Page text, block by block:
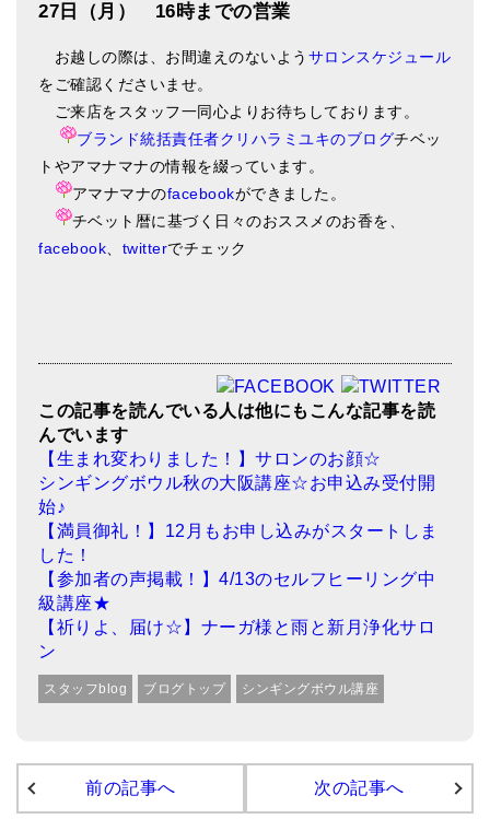
27日（月） 16時までの営業
お越しの際は、お間違えのないよう サロンスケジュール
をご確認くださいませ。
ご来店をスタッフ一同心よりお待ちしております。
ブランド統括責任者クリハラミユキのブログチベッ
トやアマナマナの情報を綴っています。
アマナマナのfacebookができました。
チベット暦に基づく日々のおススメのお香を、
facebook
twitterでチェック
この記事を読んでいる人は他にもこんな記事を読
んでいます
【生まれ変わりました！】サロンのお顔☆
シンギングボウル秋の大阪講座☆お申込み受付開
始♪
【満員御礼！】12月もお申し込みがスタートしま
した！
【参加者の声掲載！】4/13のセルフヒーリング中
級講座★
【祈りよ、届け☆】ナーガ様と雨と新月浄化サロ
ン
スタッフblog ブログトップ シンギングボウル講座
前の記事へ 次の記事へ